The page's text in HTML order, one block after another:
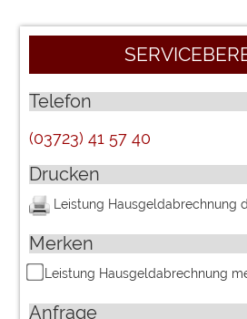
Telefon
(03723) 41 57 40
Drucken
Leistung Hausgeldabrechnung
Merken
Leistung Hausgeldabrechnung
Anfrage